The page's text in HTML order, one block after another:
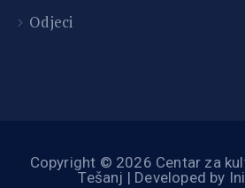
Odjeci
Copyright © 2026 Centar za
Tešanj | Developed by